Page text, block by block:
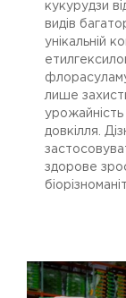
кукурудзи
видів
унікальній
лише
довкілля.
здорове